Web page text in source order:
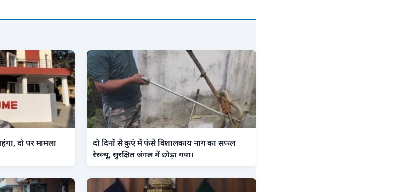
दो पर मामला
दो दिनों से कुएं में फंसे विशालकाय नाग का सफल
रेस्क्यू, सुरक्षित जंगल में छोड़ा गया।